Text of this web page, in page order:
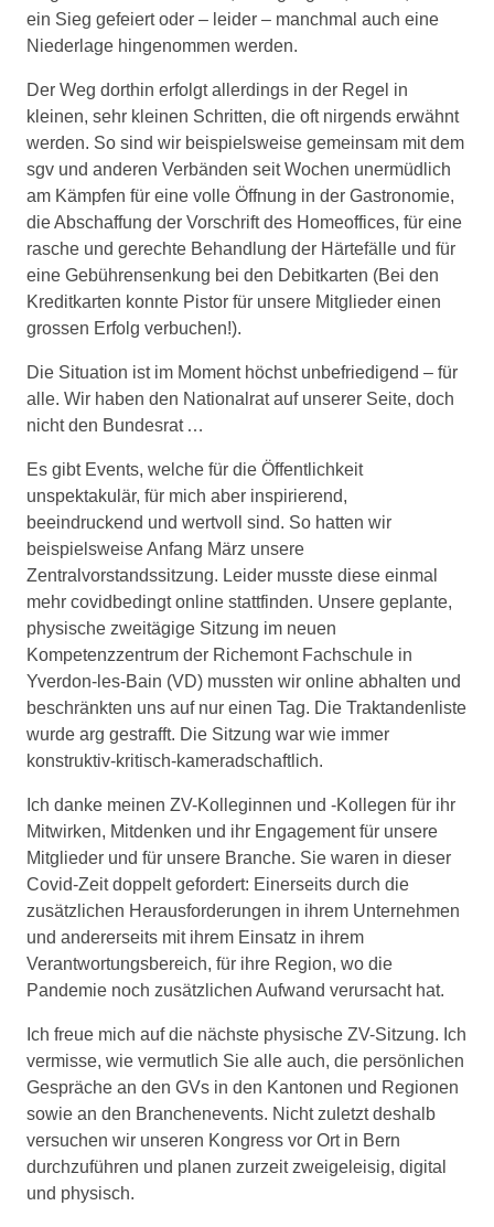
ein Sieg gefeiert oder – leider – manchmal auch eine
Niederlage hingenommen werden.
Der Weg dorthin erfolgt allerdings in der Regel in
kleinen, sehr kleinen Schritten, die oft nirgends erwähnt
werden. So sind wir beispielsweise gemeinsam mit dem
sgv und anderen Verbänden seit Wochen unermüdlich
am Kämpfen für eine volle Öffnung in der Gastronomie,
die Abschaffung der Vorschrift des Homeoffices, für eine
rasche und gerechte Behandlung der Härtefälle und für
eine Gebührensenkung bei den Debitkarten (Bei den
Kreditkarten konnte Pistor für unsere Mitglieder einen
grossen Erfolg verbuchen!).
Die Situation ist im Moment höchst unbefriedigend – für
alle. Wir haben den Nationalrat auf unserer Seite, doch
nicht den Bundesrat …
Es gibt Events, welche für die Öffentlichkeit
unspektakulär, für mich aber inspirierend,
beeindruckend und wertvoll sind. So hatten wir
beispielsweise Anfang März unsere
Zentralvorstandssitzung. Leider musste diese einmal
mehr covidbedingt online stattfinden. Unsere geplante,
physische zweitägige Sitzung im neuen
Kompetenzzentrum der Richemont Fachschule in
Yverdon-les-Bain (VD) mussten wir online abhalten und
beschränkten uns auf nur einen Tag. Die Traktandenliste
wurde arg gestrafft. Die Sitzung war wie immer
konstruktiv-kritisch-kameradschaftlich.
Ich danke meinen ZV-Kolleginnen und -Kollegen für ihr
Mitwirken, Mitdenken und ihr Engagement für unsere
Mitglieder und für unsere Branche. Sie waren in dieser
Covid-Zeit doppelt gefordert: Einerseits durch die
zusätzlichen Herausforderungen in ihrem Unternehmen
und andererseits mit ihrem Einsatz in ihrem
Verantwortungsbereich, für ihre Region, wo die
Pandemie noch zusätzlichen Aufwand verursacht hat.
Ich freue mich auf die nächste physische ZV-Sitzung. Ich
vermisse, wie vermutlich Sie alle auch, die persönlichen
Gespräche an den GVs in den Kantonen und Regionen
sowie an den Branchenevents. Nicht zuletzt deshalb
versuchen wir unseren Kongress vor Ort in Bern
durchzuführen und planen zurzeit zweigeleisig, digital
und physisch.